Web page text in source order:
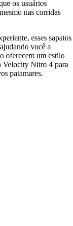
os usuários
nas corridas
esses sapatos
você a
oferecem um estilo
Velocity Nitro 4 para
patamares.